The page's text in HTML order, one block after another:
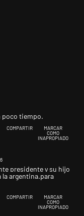
poco tiempo.
COMPARTIR
MARCAR
COMO
INAPROPIADO
presidente y su hijo
argentina.para
COMPARTIR
MARCAR
COMO
INAPROPIADO